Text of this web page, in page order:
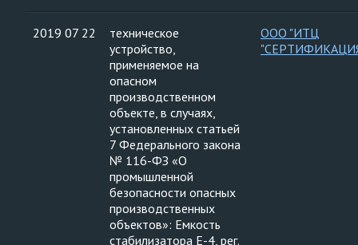
2019 07 22
техническое
устройство,
применяемое на
опасном
производственном
объекте, в случаях,
установленных статьей
7 Федерального закона
№ 116-ФЗ «О
промышленной
безопасности опасных
производственных
объектов»: Емкость
стабилизатора Е-4, рег.
ООО "ИТЦ